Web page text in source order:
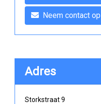
Neem contact op
Adres
Storkstraat 9